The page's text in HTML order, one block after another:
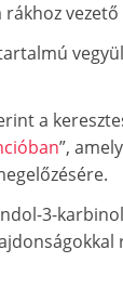
rákhoz
a
”,
3-